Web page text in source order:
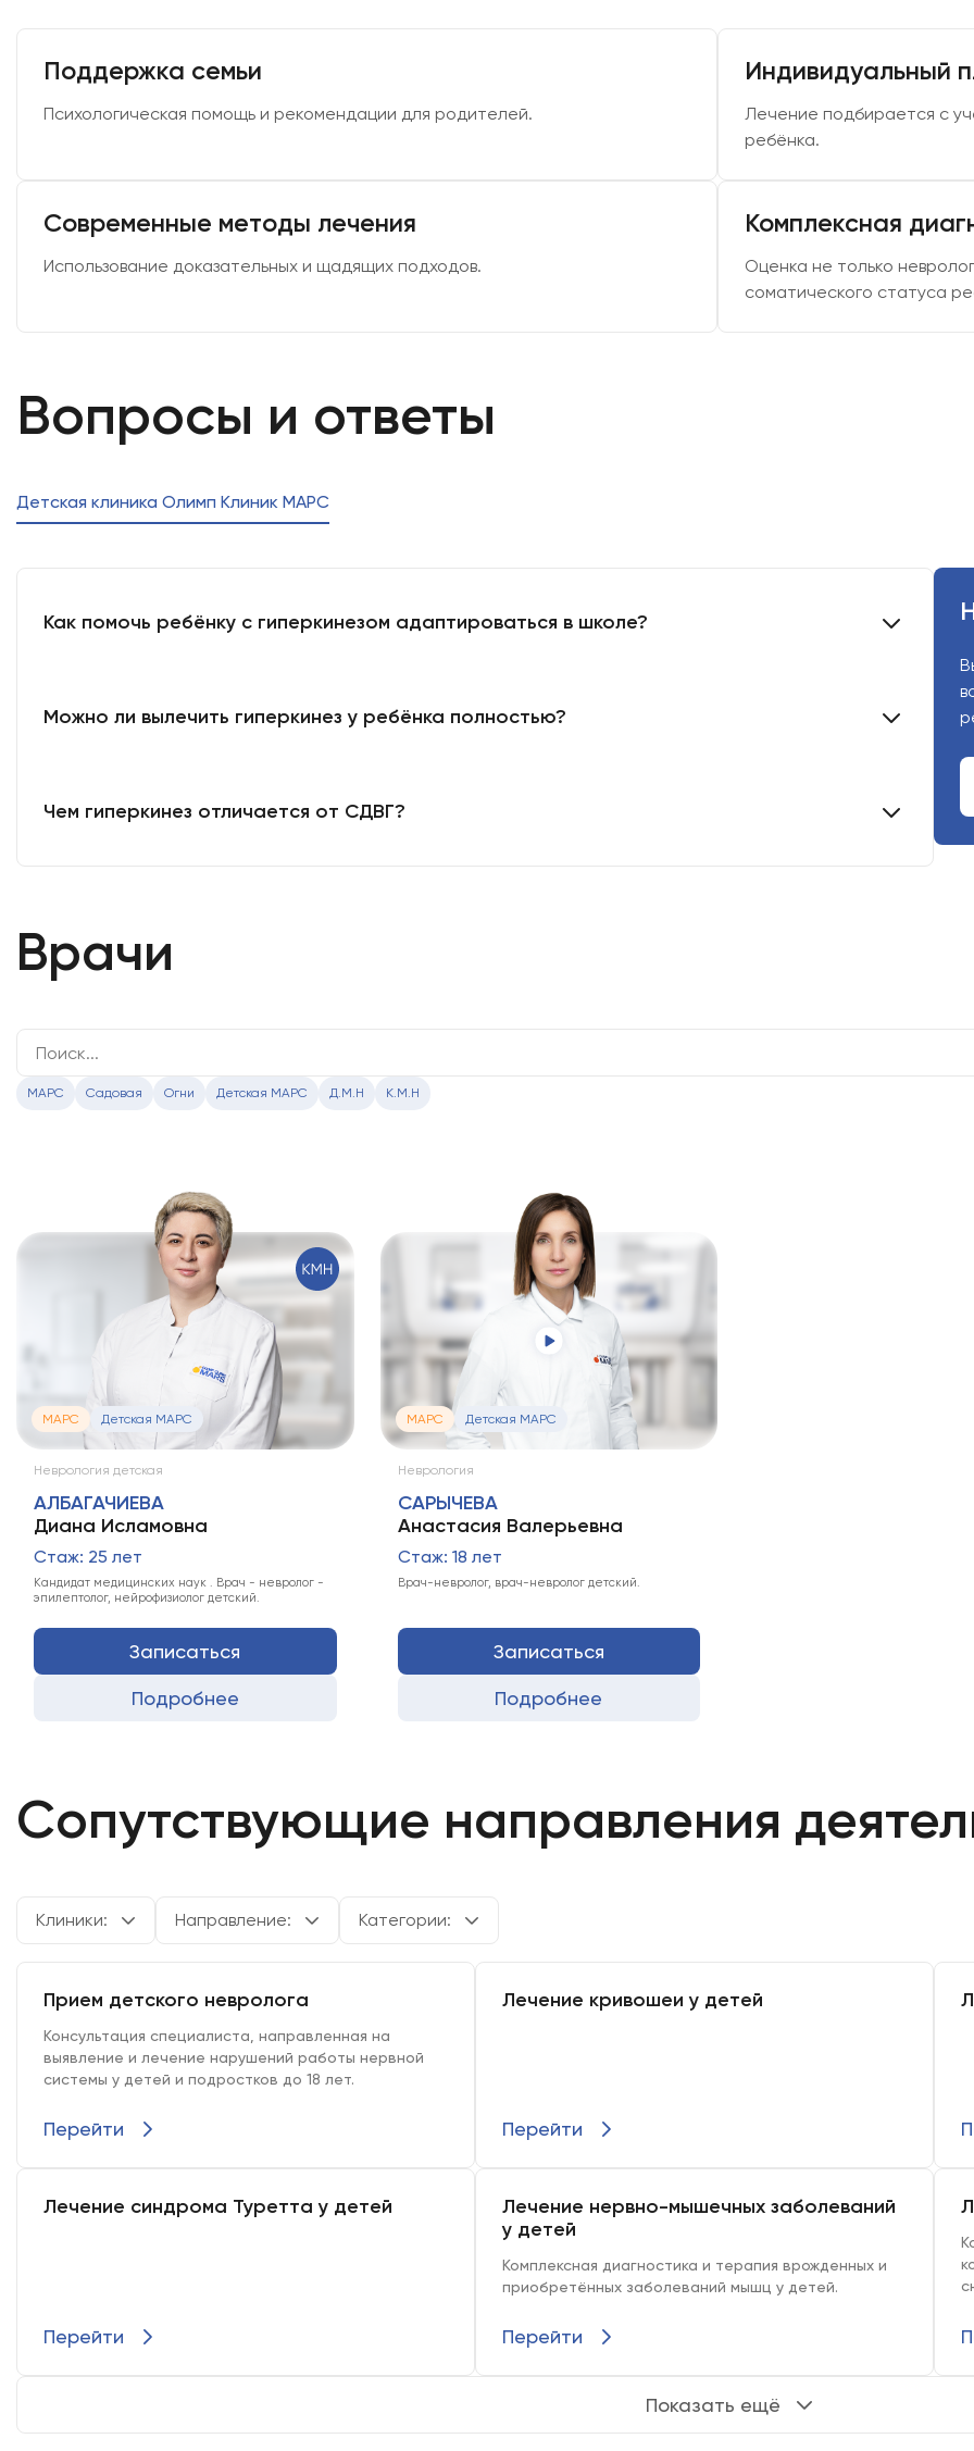
Сложно
Поддержка семьи
Психологическая помощь и рекомендации для родителей.
Индивидуальный
Лечение подбирается с
ребёнка.
Современные методы лечения
Использование доказательных и щадящих подходов.
Комплексная
Оценка не только
соматического статуса
Вопросы и ответы
Детская клиника Олимп Клиник МАРС
Как помочь ребёнку с гиперкинезом адаптироваться в школе?
Можно ли вылечить гиперкинез у ребёнка полностью?
Чем гиперкинез отличается от СДВГ?
Врачи
МАРС Садовая Огни Детская МАРС Д.М.Н К.М.Н
МАРС Детская МАРС
Неврология детская
АЛБАГАЧИЕВА
Диана Исламовна
Стаж: 25 лет
Кандидат медицинских наук . Врач - невролог -
эпилептолог, нейрофизиолог детский.
Записаться
Подробнее
МАРС Детская МАРС
Неврология
САРЫЧЕВА
Анастасия Валерьевна
Стаж: 18 лет
Врач-невролог, врач-невролог детский.
Записаться
Подробнее
Сопутствующие направления
Клиники: Направление: Категории:
Прием детского невролога
Консультация специалиста, направленная на
выявление и лечение нарушений работы нервной
системы у детей и подростков до 18 лет.
Перейти
Лечение кривошеи у детей
Перейти
Лечение синдрома Туретта у детей
Перейти
Лечение нервно-мышечных заболеваний
у детей
Комплексная диагностика и терапия врожденных и
приобретённых заболеваний мышц у детей.
Перейти
Показать ещё